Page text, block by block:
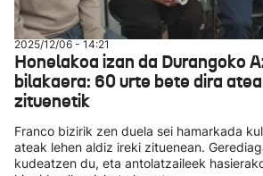
2025/12/06 - 14:21
Honelakoa izan da Durangoko
bilakaera: 60 urte bete dira
zituenetik
Franco bizirik zen duela sei hamarkada
ateak lehen aldiz ireki zituenean.
kudeatzen du, eta antolatzaileek